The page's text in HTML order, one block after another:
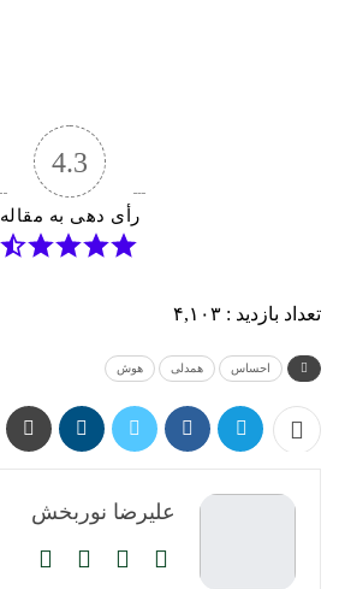
4.3
رأی دهی به مقاله
تعداد بازدید : ۴,۱۰۳
احساس همدلی هوش
علیرضا نوربخش